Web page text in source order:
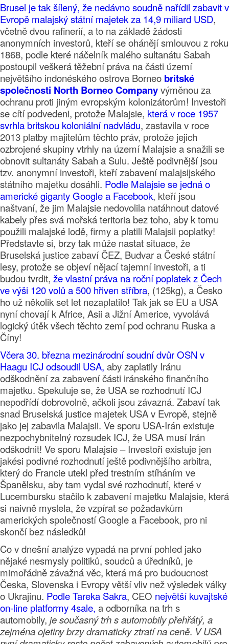
Brusel je tak šílený, že nedávno soudně nařídil zabavit v
Evropě malajský státní majetek za 14,9 miliard USD,
včetně dvou rafinerií, a to na základě žádosti
anonymních investorů, kteří se ohánějí smlouvou z roku
1868, podle které náčelník malého sultanátu Sabah
postoupil veškerá těžební práva na části území
největšího indonéského ostrova Borneo britské
společnosti North Borneo Companyvýměnou za
ochranu proti jiným evropským kolonizátorům! Investoři
se cítí podvedeni, protože Malajsie, která v roce 1957
svrhla britskou koloniální nadvládu, zastavila v roce
2013 platby majitelům těchto práv, protože jejich
ozbrojené skupiny vtrhly na území Malajsie a snažili se
obnovit sultanáty Sabah a Sulu. Ještě podivnější jsou
tzv. anonymní investoři, kteří zabavení malajsijského
státního majetku dosáhli. Podle Malajsie se jedná o
americké giganty Google a Facebook, kteří jsou
naštvaní, že jim Malajsie nedovolila natáhnout datové
kabely přes svá mořská teritoria bez toho, aby k tomu
použili malajské lodě, firmy a platili Malajsii poplatky!
Představte si, brzy tak může nastat situace, že
Bruselská justice zabaví ČEZ, Budvar a České státní
lesy, protože se objeví nějací tajemní investoři, a ti
budou tvrdit, že vlastní práva na roční poplatek z Čech
ve výši 120 volů a 500 hřiven stříbra, (125kg), a Česko
ho už několik set let nezaplatilo! Tak jak se EU a USA
nyní chovají k Africe, Asii a Jižní Americe, vyvolává
logický útěk všech těchto zemí pod ochranu Ruska a
Číny!
Včera 30. března mezinárodní soudní dvůr OSN v
Haagu ICJ odsoudil USA, aby zaplatily Iránu
odškodnění za zabavení části iránského finančního
majetku. Spekuluje se, že USA se rozhodnutí ICJ
nepodřídí dobrovolně, ačkoli jsou závazná. Zabaví tak
snad Bruselská justice majetek USA v Evropě, stejně
jako jej zabavila Malajsii. Ve sporu USA-Irán existuje
nezpochybnitelný rozsudek ICJ, že USA musí Irán
odškodnit! Ve sporu Malajsie – Investoři existuje jen
jakési podivné rozhodnutí ještě podivnějšího arbitra,
který do Francie utekl před trestním stíháním ve
Španělsku, aby tam vydal své rozhodnutí, které v
Lucembursku stačilo k zabavení majetku Malajsie, která
si naivně myslela, že vzpírat se požadavkům
amerických společností Google a Facebook, pro ni
skončí bez následků!
Co v dnešní analýze vypadá na první pohled jako
nějaké nesmysly politiků, soudců a úředníků, je
mimořádně závažná věc, která má pro budoucnost
Česka, Slovenska i Evropy větší vliv než výsledek války
o Ukrajinu. Podle Tareka Sakra, CEO největší kuvajtské
on-line platformy 4sale, a odborníka na trh s
automobily, je současný trh s automobily přehřátý, a
zejména ojetiny brzy dramaticky ztratí na ceně. V USA